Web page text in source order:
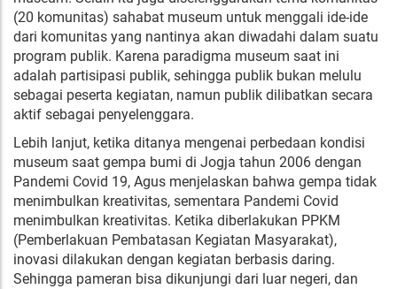
(20 komunitas) sahabat museum untuk menggali ide-ide
dari komunitas yang nantinya akan diwadahi dalam suatu
program publik. Karena paradigma museum saat ini
adalah partisipasi publik, sehingga publik bukan melulu
sebagai peserta kegiatan, namun publik dilibatkan secara
aktif sebagai penyelenggara.
Lebih lanjut, ketika ditanya mengenai perbedaan kondisi
museum saat gempa bumi di Jogja tahun 2006 dengan
Pandemi Covid 19, Agus menjelaskan bahwa gempa tidak
menimbulkan kreativitas, sementara Pandemi Covid
menimbulkan kreativitas. Ketika diberlakukan PPKM
(Pemberlakuan Pembatasan Kegiatan Masyarakat),
inovasi dilakukan dengan kegiatan berbasis daring.
Sehingga pameran bisa dikunjungi dari luar negeri, dan